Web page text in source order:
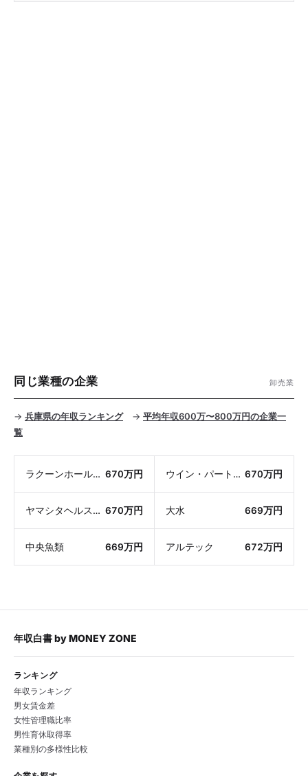
同じ業種の企業 卸売業
→ 兵庫県の年収ランキング→ 平均年収600万〜800万円の企業一
覧
ラクーンホールディングス 670万円 ウイン・パートナーズ 670万円
ヤマシタヘルスケアホールディングス 670万円 大水 669万円
中央魚類 669万円 アルテック 672万円
年収白書byMONEY ZONE
ランキング
年収ランキング
男女賃金差
女性管理職比率
男性育休取得率
業種別の多様性比較